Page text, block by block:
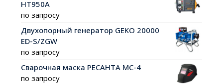
HT950A
по запросу
Двухопорный генератор GEKO 20000
ED-S/ZGW
по запросу
Сварочная маска РЕСАНТА МС-4
по запросу